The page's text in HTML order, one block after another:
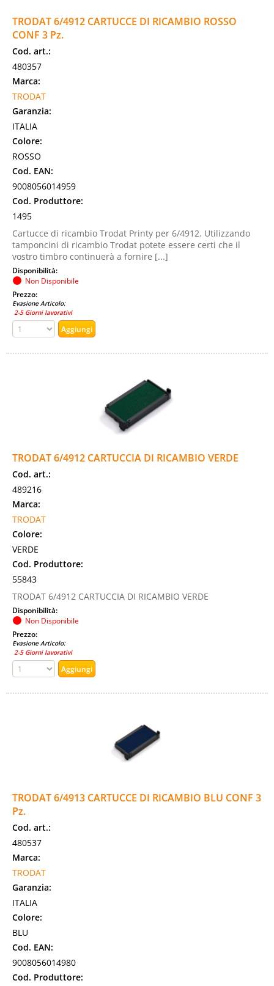
TRODAT 6/4912 CARTUCCE DI RICAMBIO ROSSO
CONF 3 Pz.
Cod. art.:
480357
Marca:
TRODAT
Garanzia:
ITALIA
Colore:
ROSSO
Cod. EAN:
9008056014959
Cod. Produttore:
1495
Cartucce di ricambio Trodat Printy per 6/4912. Utilizzando
tamponcini di ricambio Trodat potete essere certi che il
vostro timbro continuerà a fornire [...]
Disponibilità:
Non Disponibile
Prezzo:
Evasione Articolo:
2-5 Giorni lavorativi
TRODAT 6/4912 CARTUCCIA DI RICAMBIO VERDE
Cod. art.:
489216
Marca:
TRODAT
Colore:
VERDE
Cod. Produttore:
55843
TRODAT 6/4912 CARTUCCIA DI RICAMBIO VERDE
Disponibilità:
Non Disponibile
Prezzo:
Evasione Articolo:
2-5 Giorni lavorativi
TRODAT 6/4913 CARTUCCE DI RICAMBIO BLU CONF 3
Pz.
Cod. art.:
480537
Marca:
TRODAT
Garanzia:
ITALIA
Colore:
BLU
Cod. EAN:
9008056014980
Cod. Produttore: